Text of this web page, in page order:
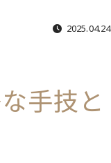
2025.04.24
手技と